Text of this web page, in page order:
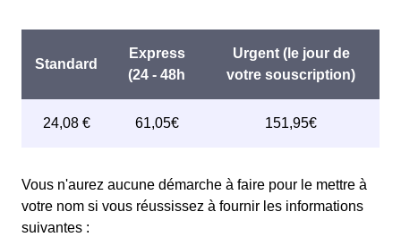
Vous n'aurez aucune démarche à faire pour le mettre à
votre nom si vous réussissez à fournir les informations
suivantes :